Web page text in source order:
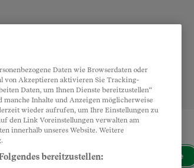
Suche
Daten wie Browserdaten oder
von Akzeptieren aktivieren Sie Tracking-
Daten, um Ihnen Dienste bereitzustellen“
Inhalte und Anzeigen möglicherweise
wieder aufrufen, um Ihre Einstellungen zu
den Link Voreinstellungen verwalten am
innerhalb unseres Website. Weitere
bereitzustellen: